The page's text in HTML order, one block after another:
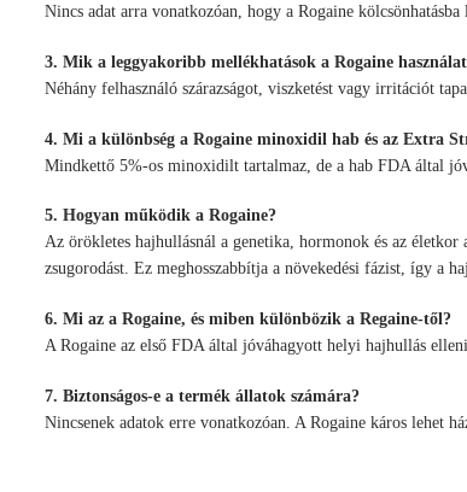
Nincs adat arra vonatkozóan, hogy a Rogaine
3. Mik a leggyakoribb mellékhatások a Rogaine
Néhány felhasználó szárazságot, viszketést vagy irritációt
4. Mi a különbség a Rogaine minoxidil hab és az Extra
Mindkettő 5%-os minoxidilt tartalmaz, de a hab FDA által
5. Hogyan működik a Rogaine?
Az örökletes hajhullásnál a genetika, hormonok és az
zsugorodást. Ez meghosszabbítja a növekedési fázist, így a
6. Mi az a Rogaine, és miben különbözik a Regaine-től?
A Rogaine az első FDA által jóváhagyott helyi hajhullás
7. Biztonságos-e a termék állatok számára?
Nincsenek adatok erre vonatkozóan. A Rogaine káros lehet